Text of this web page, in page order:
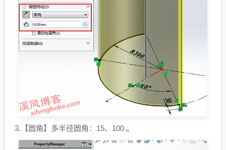
3.【圆角】多半径圆角：15、100 。